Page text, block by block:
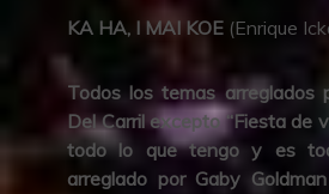
KA HA, I MAI KOE (Enrique
Todos los temas arreglados
Del Carril excepto “Fiesta de
todo lo que tengo y es
arreglado por Gaby